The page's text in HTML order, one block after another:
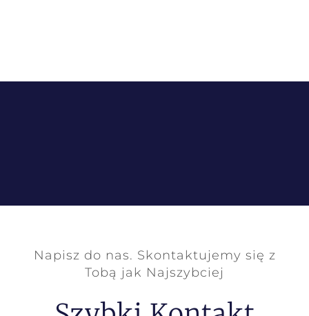
Napisz do nas. Skontaktujemy się z
Tobą jak Najszybciej